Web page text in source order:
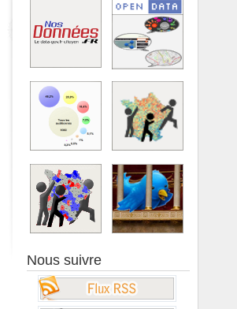
Nous suivre